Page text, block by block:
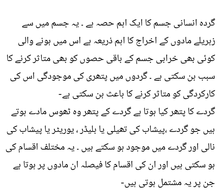
گردہ انسانی جسم کا ایک اہم حصہ ہے ۔ یہ جسم میں سے
زہریلے مادوں کے اخراج کا اہم ذریعہ ہے اس میں ہونے والی
کوئی بھی خرابی جسم کے باقی حصوں کو بھی متاثر کرنے کا
سبب بن سکتی ہے ۔ گردوں میں پتھری کی موجودگی اس کی
کارکردگی کو متاثر کرنے کا باعث بن سکتی ہے-
گردے کا پتھر کیا ہوتا ہے گردے کے پتھر وہ ٹھوس مادے ہوتے
ہیں جو گردے ،پیشاب کی تھیلی یا بلیڈر ، یوریٹر یا پیشاب کی
نالی اور گردے میں موجود ہو سکتے ہیں ۔ یہ مختلف اقسام کی
ہو سکتی ہیں اور ان کی اقسام کا فیصلہ ان مادوں پر ہوتا ہے
جن پر یہ مشتمل ہوتی ہیں-